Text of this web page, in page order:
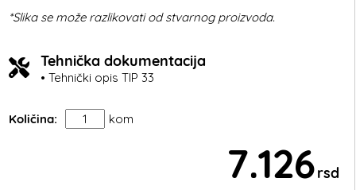
*Slika se može razlikovati od stvarnog proizvoda.
Tehnička dokumentacija
• Tehnički opis TIP 33
Količina: kom
7.126rsd